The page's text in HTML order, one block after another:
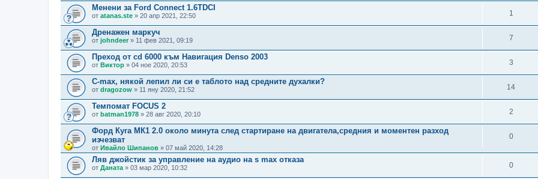
Менени за Ford Connect 1.6TDCI
от atanas.ste » 20 апр 2021, 22:50 1
Дренажен маркуч
от johndeer » 11 фев 2021, 09:19 7
Преход от cd 6000 към Навигация Denso 2003
от Виктор » 04 ное 2020, 20:53 3
C-max, някой лепил ли си е таблото над средните духалки?
от dragozow » 11 яну 2020, 21:52 14
Темпомат FOCUS 2
от batman1978 » 28 авг 2020, 20:10 2
Форд Куга МК1 2.0 около минута след стартиране на двигатела,средния и моментен разход
изчезват
от Ивайло Шипанов » 07 май 2020, 14:28
0
Ляв джойстик за управление на аудио на s max отказа
от Даната » 03 мар 2020, 10:32 0